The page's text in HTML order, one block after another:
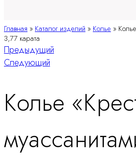
Главная » Каталог изделий » Колье »
3,77 карата
Навигация
продукту
Предыдущий
Следующий
Колье